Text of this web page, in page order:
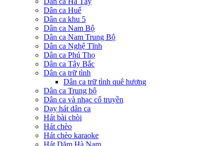
Dân ca Huế
Dân ca khu 5
Dân ca Nam Bộ
Dân ca Nam Trung Bộ
Dân ca Nghệ Tĩnh
Dân ca Phú Thọ
Dân ca Tây Bắc
Dân ca trữ tình
Dân ca trữ tình quê hương
Dân ca Trung bộ
Dân ca và nhạc cổ truyền
Dạy hát dân ca
Hát bài chòi
Hát chèo
Hát chèo karaoke
Hát Dặm Hà Nam